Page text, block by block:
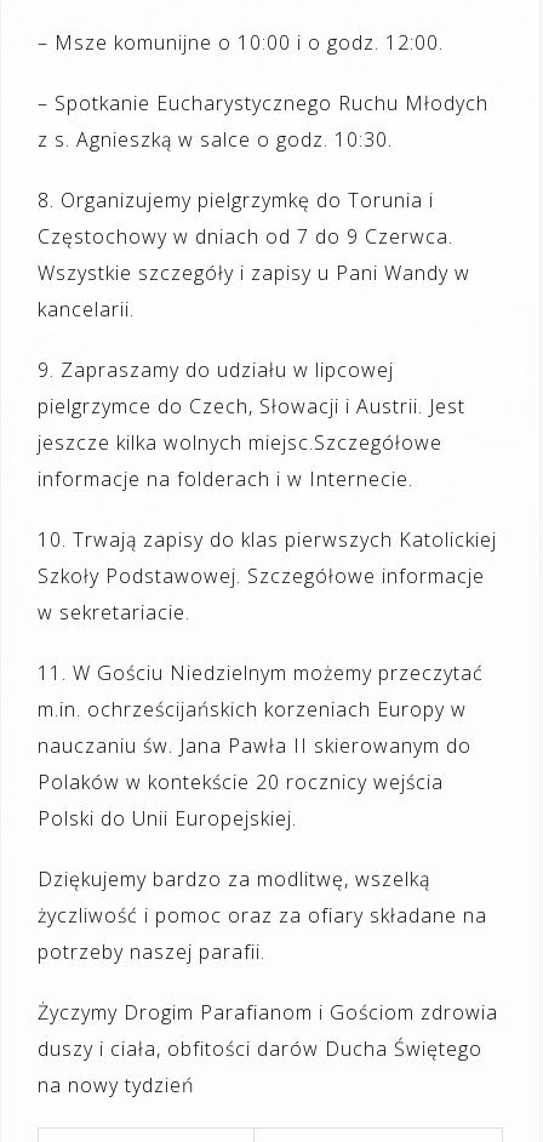
– Msze komunijne o 10:00 i o godz. 12:00.
– Spotkanie Eucharystycznego Ruchu Młodych
z s. Agnieszką w salce o godz. 10:30.
8. Organizujemy pielgrzymkę do Torunia i
Częstochowy w dniach od 7 do 9 Czerwca.
Wszystkie szczegóły i zapisy u Pani Wandy w
kancelarii.
9. Zapraszamy do udziału w lipcowej
pielgrzymce do Czech, Słowacji i Austrii. Jest
jeszcze kilka wolnych miejsc.Szczegółowe
informacje na folderach i w Internecie.
1 0. Trwają zapisy do klas pierwszych Katolickiej
Szkoły Podstawowej. Szczegółowe informacje
w sekretariacie.
1 1 . W Gościu Niedzielnym możemy przeczytać
m.in. ochrześcijańskich korzeniach Europy w
nauczaniu św. Jana Pawła II skierowanym do
Polaków w kontekście 20 rocznicy wejścia
Polski do Unii Europejskiej.
Dziękujemy bardzo za modlitwę, wszelką
życzliwość i pomoc oraz za ofiary składane na
potrzeby naszej parafii.
Życzymy Drogim Parafianom i Gościom zdrowia
duszy i ciała, obfitości darów Ducha Świętego
na nowy tydzień